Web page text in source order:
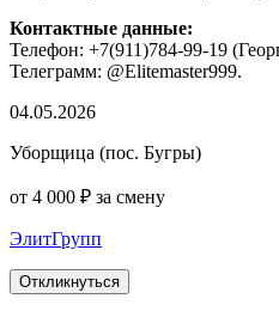
Контактные данные:
Телефон: +7(911)784-99-19
Телеграмм: @Elitemaster999.
04.05.2026
Уборщица (пос. Бугры)
от 4 000 ₽ за смену
ЭлитГрупп
Откликнуться